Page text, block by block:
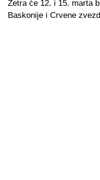
Zetra će 12. i 15. marta
Baskonije i Crvene